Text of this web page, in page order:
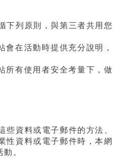
下列原則，與第三者共用您
在活動時提供充分說明，
所有使用者安全考量下，做
資料或電子郵件的方法、
性資料或電子郵件時，本網
。